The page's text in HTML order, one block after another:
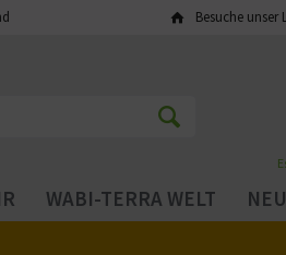
Besuche unser
WABI-TERRA WELT NEU